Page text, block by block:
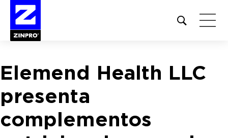
Open
site
Buscar:
Elemend Health LLC
presenta
complementos